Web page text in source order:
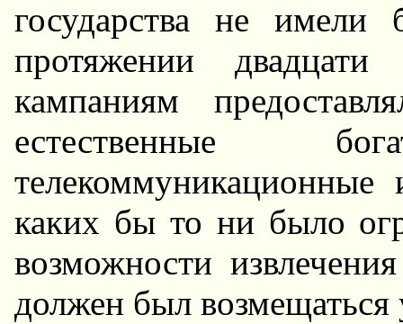
государства не
протяжении
кампаниям
естественные
каких бы то ни было
возможности
должен был